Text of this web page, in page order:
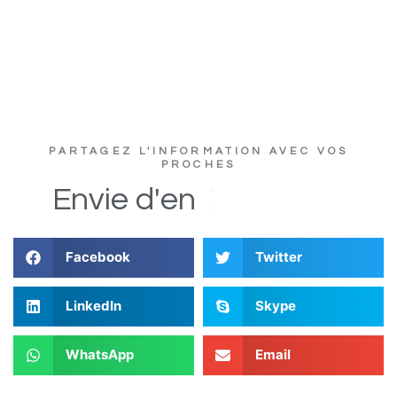
PARTAGEZ L'INFORMATION AVEC VOS
PROCHES
Envie d'en D
Facebook Twitter
LinkedIn Skype
WhatsApp Email